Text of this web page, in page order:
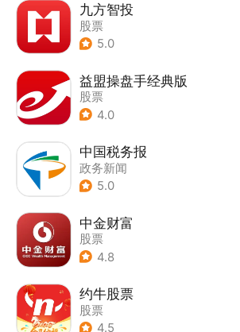
九方智投
股票
5.0
益盟操盘手经典版
股票
4.0
中国税务报
政务新闻
5.0
中金财富
股票
4.8
约牛股票
股票
4.5